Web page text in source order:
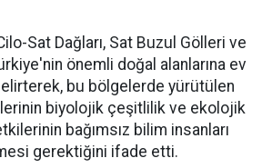
Sat Dağları, Sat Buzul Gölleri ve
önemli doğal alanlarına ev
bu bölgelerde yürütülen
biyolojik çeşitlilik ve ekolojik
bağımsız bilim insanları
gerektiğini ifade etti.